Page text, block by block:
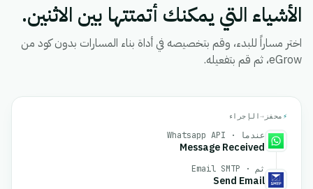
الأشياء التي يمكنك أتمتتها بين الاثنين.
اختر مساراً للبدء، وقم بتخصيصه في أداة بناء المسارات بدون كود من
eGrow، ثم قم بتفعيله.
⚡ محفز →الإجراء
عندما · Whatsapp API
Message Received
ثم · Email SMTP
Send Email